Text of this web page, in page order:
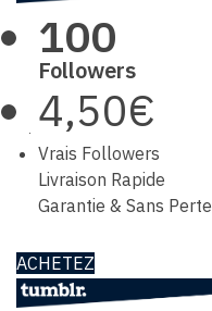
100
Followers
4,50€
Vrais Followers
Livraison Rapide
Garantie & Sans Perte
ACHETEZ